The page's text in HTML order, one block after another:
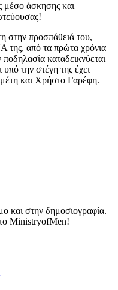
άσκησης και
στην προσπάθειά του,
της, από τα πρώτα χρόνια
καταδεικνύεται
την στέγη της έχει
και Χρήστο Γαρέφη.
και στην δημοσιογραφία.
MinistryofMen!